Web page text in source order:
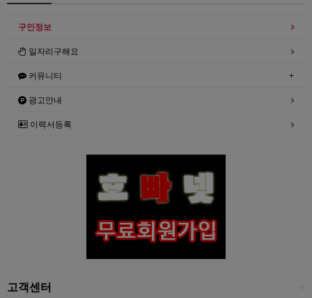
구인정보
일자리구해요
커뮤니티
광고안내
이력서등록
고객센터